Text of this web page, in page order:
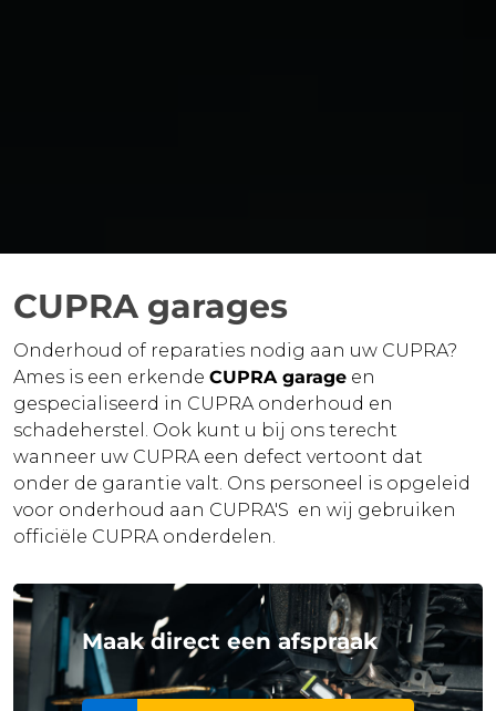
CUPRA garages
Onderhoud of reparaties nodig aan uw CUPRA?
Ames is een erkendeCUPRA garage en
gespecialiseerd in CUPRA onderhoud en
schadeherstel. Ook kunt u bij ons terecht
wanneer uw CUPRA een defect vertoont dat
onder de garantie valt. Ons personeel is opgeleid
voor onderhoud aan CUPRA'S en wij gebruiken
officiële CUPRA onderdelen.
Maak direct een afspraak